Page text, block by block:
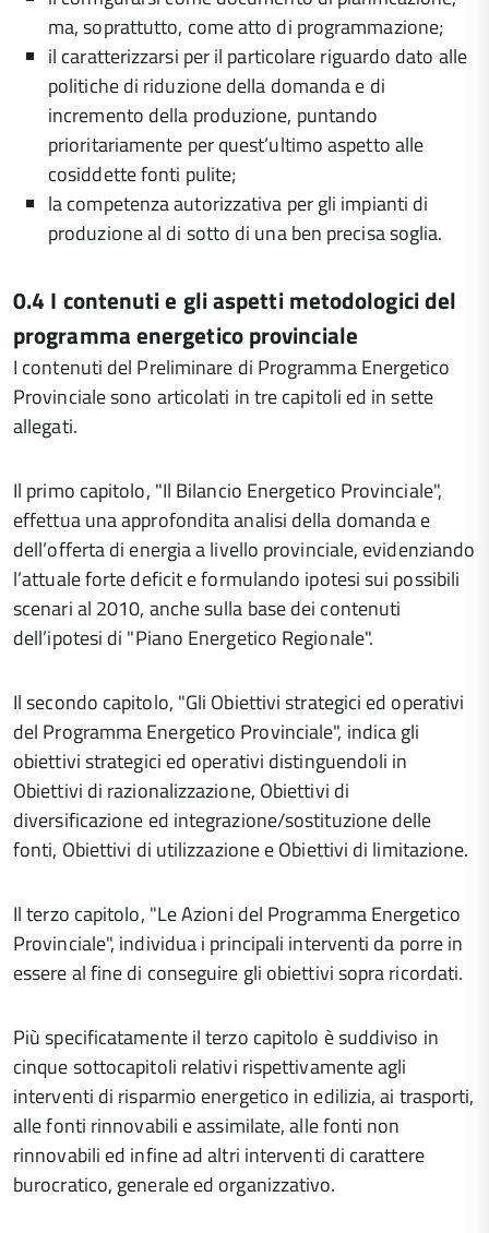
ma, soprattutto, come atto di programmazione;
il caratterizzarsi per il particolare riguardo dato alle
politiche di riduzione della domanda e di
incremento della produzione, puntando
prioritariamente per quest’ultimo aspetto alle
cosiddette fonti pulite;
la competenza autorizzativa per gli impianti di
produzione al di sotto di una ben precisa soglia.
0.4 I contenuti e gli aspetti metodologici del
programma energetico provinciale
I contenuti del Preliminare di Programma Energetico
Provinciale sono articolati in tre capitoli ed in sette
allegati.
Il primo capitolo, "Il Bilancio Energetico Provinciale",
effettua una approfondita analisi della domanda e
dell’offerta di energia a livello provinciale, evidenziando
l’attuale forte deficit e formulando ipotesi sui possibili
scenari al 2010, anche sulla base dei contenuti
dell’ipotesi di "Piano Energetico Regionale".
Il secondo capitolo, "Gli Obiettivi strategici ed operativi
del Programma Energetico Provinciale", indica gli
obiettivi strategici ed operativi distinguendoli in
Obiettivi di razionalizzazione, Obiettivi di
diversificazione ed integrazione/sostituzione delle
fonti, Obiettivi di utilizzazione e Obiettivi di limitazione.
Il terzo capitolo, "Le Azioni del Programma Energetico
Provinciale", individua i principali interventi da porre in
essere al fine di conseguire gli obiettivi sopra ricordati.
Più specificatamente il terzo capitolo è suddiviso in
cinque sottocapitoli relativi rispettivamente agli
interventi di risparmio energetico in edilizia, ai trasporti,
alle fonti rinnovabili e assimilate, alle fonti non
rinnovabili ed infine ad altri interventi di carattere
burocratico, generale ed organizzativo.